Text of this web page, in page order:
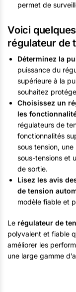
permet de
Voici
régulateur de
Déterminez la
puissance du
supérieure à la
souhaitez
Choisissez un
les
régulateurs de
fonctionnalités
sous tension,
sous-tensions et
de sortie.
Lisez les avis
de tension
modèle fiable et
Le régulateur de
polyvalent et fiable
améliorer les
une large gamme